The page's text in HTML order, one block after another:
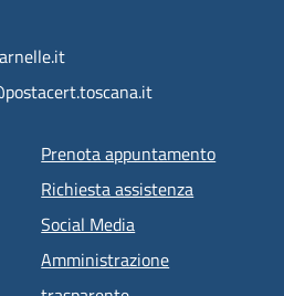
Prenota appuntamento
Richiesta assistenza
Social Media
Amministrazione